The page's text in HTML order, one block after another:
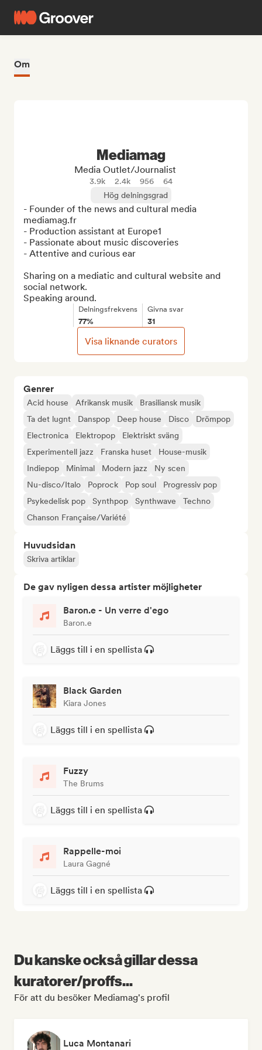
Om
Genrer
Acid house Afrikansk musik
Brasiliansk musik
Ta det lugnt
Danspop Deep house Disco
Drömpop
Electronica
Elektropop
Elektriskt sväng
Experimentell jazz
Franska huset
House-musik
Indiepop
Minimal Modern jazz
Ny scen
Nu-disco/Italo
Poprock Pop soul
Progressiv pop
Psykedelisk pop
Synthpop Synthwave
Techno
Chanson Française/Variété
Huvudsidan
Skriva artiklar
De gav nyligen dessa artister möjligheter
Baron.e - Un verre d'ego
Baron.e
Läggs till i en spellista
Black Garden
Kiara Jones
Läggs till i en spellista
Fuzzy
The Brums
Läggs till i en spellista
Rappelle-moi
Laura Gagné
Läggs till i en spellista
Mediamag
Media Outlet/Journalist
3.9k 2.4k 956
64
Hög delningsgrad
- Founder of the news and cultural media
mediamag.fr
- Production assistant at Europe1
- Passionate about music discoveries
- Attentive and curious ear
Sharing on a mediatic and cultural website and
social network.
Speaking around.
Delningsfrekvens
77%
Givna svar
31
Visa liknande curators
Du kanske också gillar dessa
kuratorer/proffs...
För att du besöker Mediamag's profil
Luca Montanari